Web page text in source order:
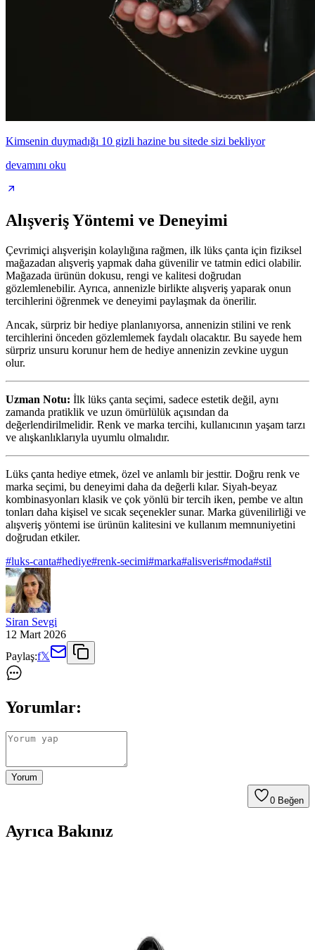
Kimsenin duymadığı 10 gizli hazine bu sitede sizi bekliyor
devamını oku
Alışveriş Yöntemi ve Deneyimi
Çevrimiçi alışverişin kolaylığına rağmen, ilk lüks çanta için fiziksel
mağazadan alışveriş yapmak daha güvenilir ve tatmin edici olabilir.
Mağazada ürünün dokusu, rengi ve kalitesi doğrudan
gözlemlenebilir. Ayrıca, annenizle birlikte alışveriş yaparak onun
tercihlerini öğrenmek ve deneyimi paylaşmak da önerilir.
Ancak, sürpriz bir hediye planlanıyorsa, annenizin stilini ve renk
tercihlerini önceden gözlemlemek faydalı olacaktır. Bu sayede hem
sürpriz unsuru korunur hem de hediye annenizin zevkine uygun
olur.
Uzman Notu: İlk lüks çanta seçimi, sadece estetik değil, aynı
zamanda pratiklik ve uzun ömürlülük açısından da
değerlendirilmelidir. Renk ve marka tercihi, kullanıcının yaşam tarzı
ve alışkanlıklarıyla uyumlu olmalıdır.
Lüks çanta hediye etmek, özel ve anlamlı bir jesttir. Doğru renk ve
marka seçimi, bu deneyimi daha da değerli kılar. Siyah-beyaz
kombinasyonları klasik ve çok yönlü bir tercih iken, pembe ve altın
tonları daha kişisel ve sıcak seçenekler sunar. Marka güvenilirliği ve
alışveriş yöntemi ise ürünün kalitesini ve kullanım memnuniyetini
doğrudan etkiler.
#luks-canta#hediye#renk-secimi#marka#alisveris#moda#stil
Siran Sevgi
12 Mart 2026
Paylaş:f𝕏
Yorumlar:
Yorum
0 Beğen
Ayrıca Bakınız
Longchamp gibi markalar dayanıklılıklarıyla öne çıkıyor.